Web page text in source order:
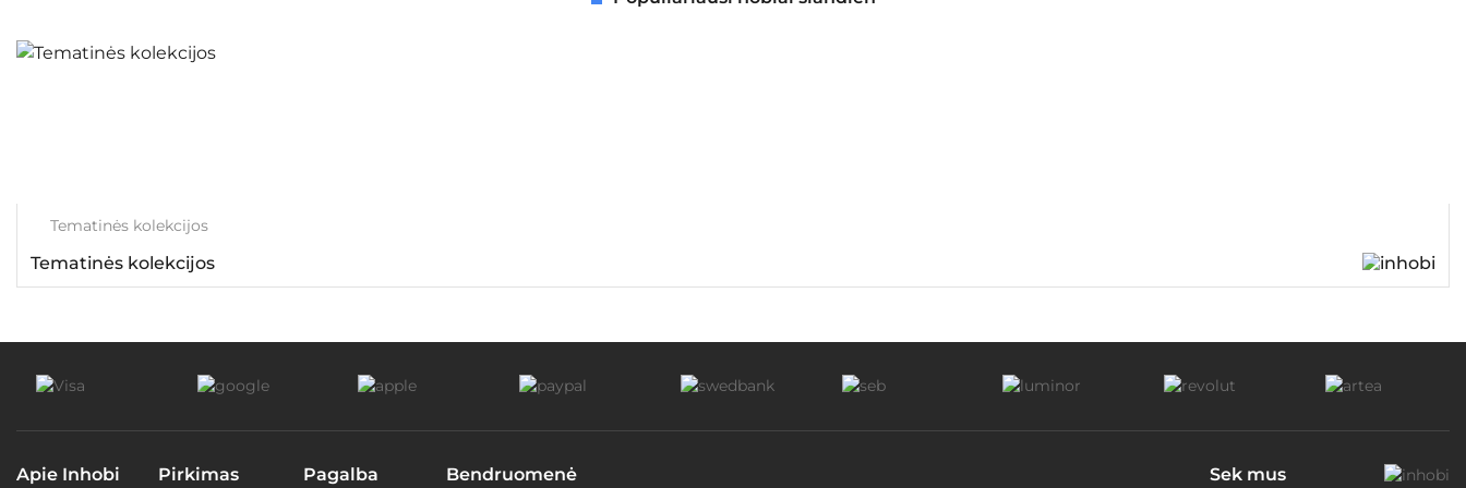
Tematinės kolekcijos
Tematinės kolekcijos
Apie Inhobi Pirkimas Pagalba Bendruomenė Sek mus